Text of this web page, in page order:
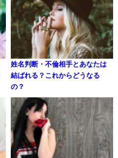
姓名判断・不倫相手とあなたは
結ばれる？これからどうなる
の？